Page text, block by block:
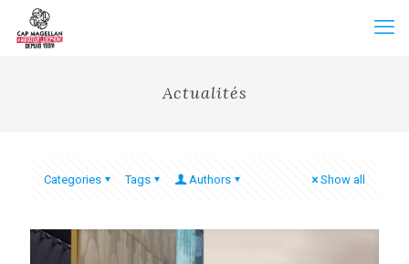
Actualités
Categories Tags Authors Show all